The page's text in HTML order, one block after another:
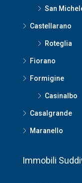
San
Castellarano
Roteglia
Fiorano
Formigine
Casinalbo
Casalgrande
Maranello
Immobili